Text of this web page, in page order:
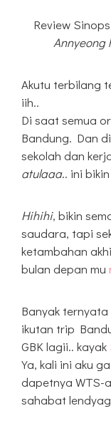
Review
Annyeong
Akutu terbilang
iih..
Di saat semua
Bandung. Dan
sekolah dan
atulaaa.. ini
Hihihi, bikin
saudara, tapi
ketambahan
bulan depan mu
Banyak ternyata
ikutan trip
GBK lagii.. kayak
Ya, kali ini aku
dapetnya WTS-
sahabat